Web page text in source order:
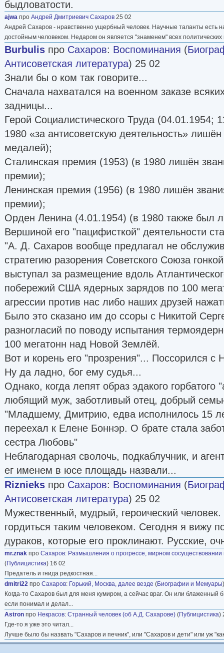
быдловатости.
ajwa про Андрей Дмитриевич Сахаров 25 02
Андрей Сахаров - нравственно ущербный человек. Научные таланты есть
достойным человеком. Недаром он является "знаменем" всех политических
Burbulis про Сахаров: Воспоминания (
Антисоветская литература) 25 02
Знали бы о ком так говорите...
Сначала нахватался на военном заказе
задницы...
Герой Социалистического Труда (04.01.1954;
1980 «за антисоветскую деятельность»
медалей);
Сталинская премия (1953) (в 1980 лишён
премии);
Ленинская премия (1956) (в 1980 лишён
премии);
Орден Ленина (4.01.1954) (в 1980 также был
Вершиной его "пацифисткой" деятельности
"А. Д. Сахаров вообще предлагал не
стратегию разорения Советского Союза
выступал за размещение вдоль
побережий США ядерных зарядов по 100
агрессии против нас либо наших друзей
Было это сказано им до ссоры с Никитой
разногласий по поводу испытания
100 мегатонн над Новой Землёй.
Вот и корень его "прозрения"... Поссорился с
Ну да ладно, бог ему судья...
Однако, когда лепят образ эдакого горбатого
любящий муж, заботливый отец, добрый
"Младшему, Дмитрию, едва исполнилось 15
переехал к Елене Боннэр. О брате стала
сестра Любовь"
Неблагодарная сволочь, подкаблучник, и
ег именем в юсе площадь назвали...
Riznieks про Сахаров: Воспоминания (
Антисоветская литература) 25 02
Мужественный, мудрый, героический
гордиться таким человеком. Сегодня я вижу
дураков, которые его проклинают. Русские,
mr.znak про Сахаров: Размышления о прогрессе, мирном сосуществовании
(Публицистика) 16 02
Предатель и гнида редкостная...
dmitri22 про Сахаров: Горький, Москва, далее везде (Биографии и Мемуары
Когда-то Сахаров был для меня кумиром, а сейчас враг. Он или блаженный
если понимал и делал...
Astron про Некрасов: Странный человек (об А.Д. Сахарове) (Публицистика)
Где-то я уже это читал...
Лучше было бы назвать "Сахаров и печник", или "Сахаров и дети" или уж